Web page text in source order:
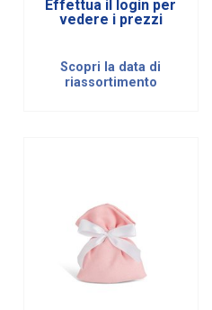
Effettua il login per
vedere i prezzi
Scopri la data di
riassortimento